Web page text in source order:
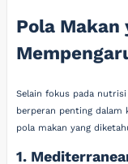
Pola Makan
Selain fokus pada
berperan penting dalam
pola makan yang
1.